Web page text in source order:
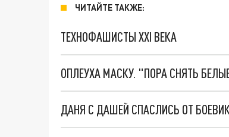
ЧИТАЙТЕ ТАКЖЕ:
ТЕХНОФАШИСТЫ XXI ВЕКА
ОПЛЕУХА МАСКУ. "ПОРА СНЯТЬ
ДАНЯ С ДАШЕЙ СПАСЛИСЬ ОТ